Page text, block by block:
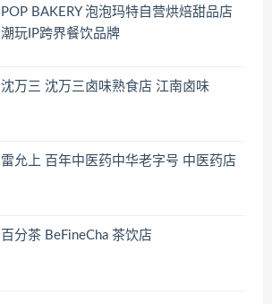
POP BAKERY 泡泡玛特自营烘焙甜品店
潮玩IP跨界餐饮品牌
沈万三 沈万三卤味熟食店 江南卤味
雷允上 百年中医药中华老字号 中医药店
百分茶 BeFineCha 茶饮店